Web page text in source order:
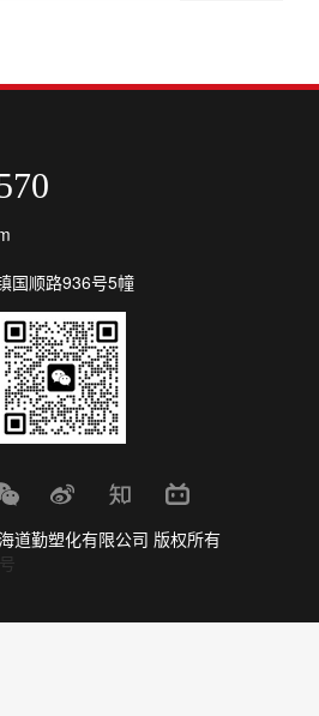
国顺路936号5幢
勤塑化有限公司 版权所有